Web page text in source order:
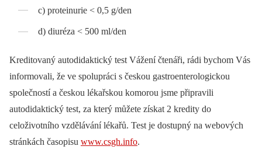
c) proteinurie < 0,5 g/den
d) diuréza < 500 ml/den
Kreditovaný autodidaktický test Vážení čtenáři, rádi bychom Vás
informovali, že ve spolupráci s českou gastroenterologickou
společností a českou lékařskou komorou jsme připravili
autodidaktický test, za který můžete získat 2 kredity do
celoživotního vzdělávání lékařů. Test je dostupný na webových
stránkách časopisu www.csgh.info.